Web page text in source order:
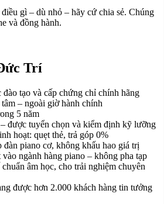
gì – dù nhỏ – hãy cứ chia sẻ. Chúng
và đồng hành.
Trí
tạo và cấp chứng chỉ chính hãng
– ngoài giờ hành chính
5 năm
– được tuyển chọn và kiểm định kỹ lưỡng
hoạt: quẹt thẻ, trả góp 0%
đàn piano cơ, không khấu hao giá trị
ngành hàng piano – không pha tạp
âm học, cho trải nghiệm chuyên
được hơn 2.000 khách hàng tin tưởng